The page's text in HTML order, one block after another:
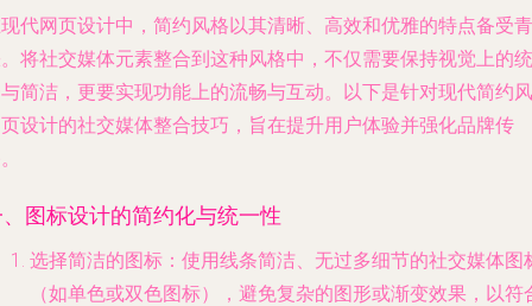
代网页设计中，简约风格以其清晰、高效和优雅的特点备受青
将社交媒体元素整合到这种风格中，不仅需要保持视觉上的统
简洁，更要实现功能上的流畅与互动。以下是针对现代简约风
设计的社交媒体整合技巧，旨在提升用户体验并强化品牌传
图标设计的简约化与统一性
选择简洁的图标 ：使用线条简洁、无过多细节的社交媒体图
（如单色或双色图标），避免复杂的图形或渐变效果，以符